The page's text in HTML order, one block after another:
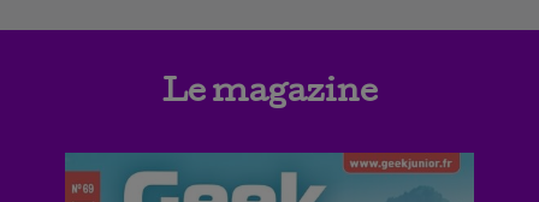
Le magazine